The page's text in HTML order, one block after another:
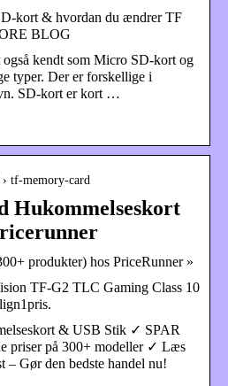
kort & hvordan du ændrer TF
BLOG
kendt som Micro SD-kort og
typer. Der er forskellige i
SD-kort er kort …
tf-memory-card
Hukommelseskort
produkter) hos PriceRunner »
TF-G2 TLC Gaming Class 10
& USB Stik ✓ SPAR
priser på 300+ modeller ✓ Læs
– Gør den bedste handel nu!